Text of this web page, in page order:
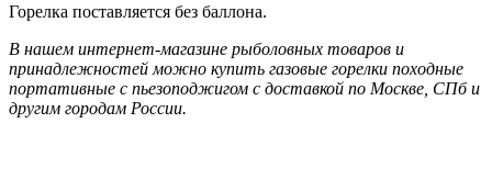
Горелка поставляется без баллона.
В нашем интернет-магазине рыболовных товаров и
принадлежностей можно купить газовые горелки походные
портативные с пьезоподжигом с доставкой по Москве, СПб и
другим городам России.